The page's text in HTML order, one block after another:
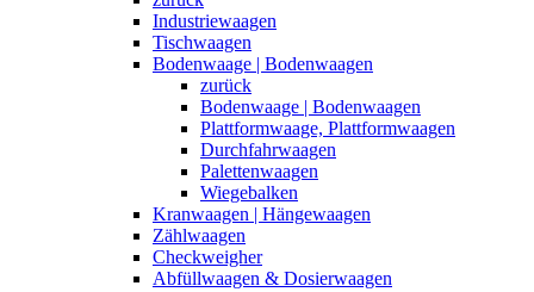
Industriewaagen
Tischwaagen
Bodenwaage | Bodenwaagen
zurück
Bodenwaage | Bodenwaagen
Plattformwaage, Plattformwaagen
Durchfahrwaagen
Palettenwaagen
Wiegebalken
Kranwaagen | Hängewaagen
Zählwaagen
Checkweigher
Abfüllwaagen & Dosierwaagen